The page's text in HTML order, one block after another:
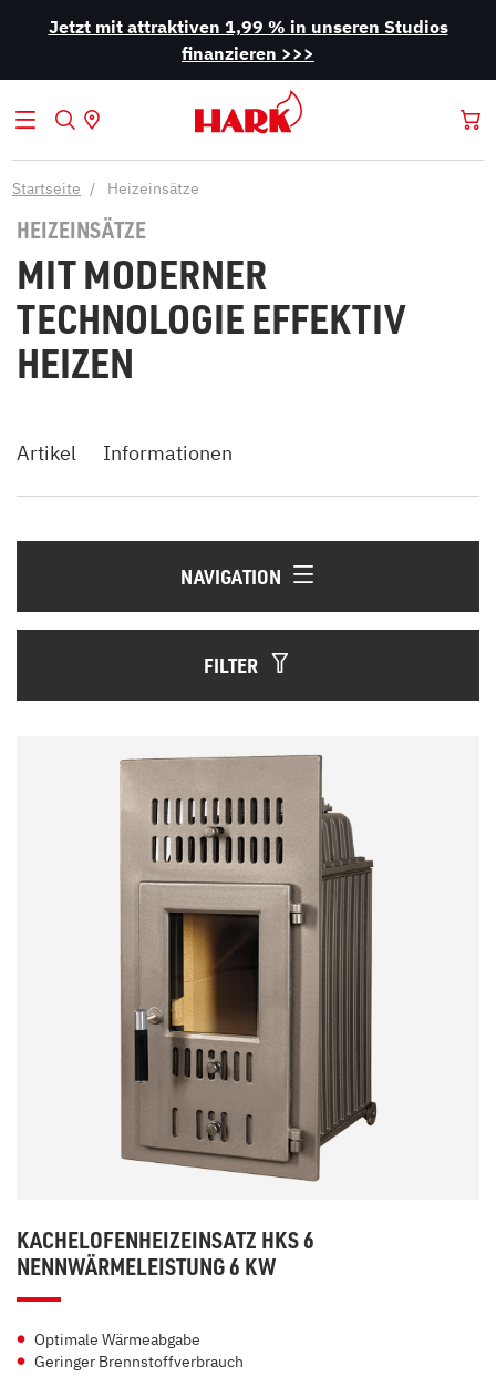
Jetzt mit attraktiven 1,99 % in unseren Studios
finanzieren >>>
Startseite Heizeinsätze
HEIZEINSÄTZE
MIT MODERNER
TECHNOLOGIE EFFEKTIV
HEIZEN
Artikel Informationen
NAVIGATION
FILTER
KACHELOFENHEIZEINSATZ HKS 6
NENNWÄRMELEISTUNG 6 KW
Optimale Wärmeabgabe
Geringer Brennstoffverbrauch